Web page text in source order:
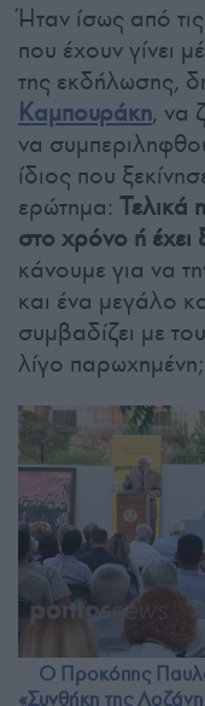
Ήταν ίσως από
που έχουν γίνει
της εκδήλωσης,
Καμπουράκη, να
να
ίδιος που
ερώτημα: Τελικά
στο χρόνο ή έχει
κάνουμε για να
και ένα μεγάλο
συμβαδίζει με
λίγο
Ο Προκόπης
«Συνθήκη της